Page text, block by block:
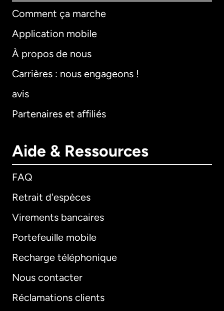
Comment ça marche
Application mobile
À propos de nous
Carrières : nous engageons !
avis
Partenaires et affiliés
Aide & Ressources
FAQ
Retrait d'espèces
Virements bancaires
Portefeuille mobile
Recharge téléphonique
Nous contacter
Réclamations clients